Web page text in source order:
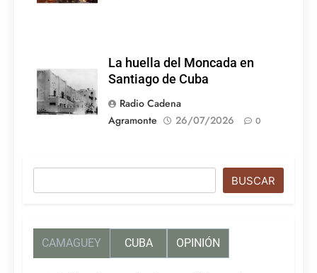
La huella del Moncada en
Santiago de Cuba
Radio Cadena
Agramonte
26/07/2026 0
BUSCAR
CAMAGUEY CUBA OPINIÓN